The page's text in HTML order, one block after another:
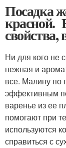
Посадка
Ни для кого не
нежная и
все. Малину по
эффективным
варенье из ее
помогают при
используются
справиться с